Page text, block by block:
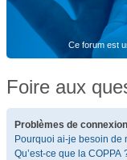
Ce forum est
Foire aux
Problèmes de
Pourquoi ai-je besoin de
Qu’est-ce que la COPPA